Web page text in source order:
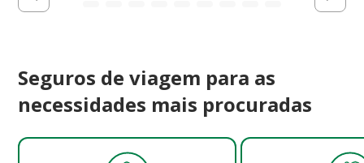
Seguros de viagem para as
necessidades mais procuradas